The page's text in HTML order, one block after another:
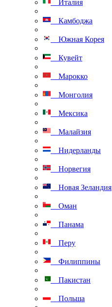
Италия
Камбоджа
Южная Корея
Кувейт
Марокко
Монголия
Мексика
Малайзия
Нидерланды
Норвегия
Новая Зеландия
Оман
Панама
Перу
Филиппины
Пакистан
Польша